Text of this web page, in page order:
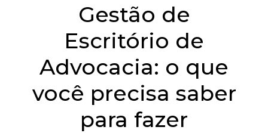
Gestão de
Escritório de
Advocacia: o que
você precisa saber
para fazer